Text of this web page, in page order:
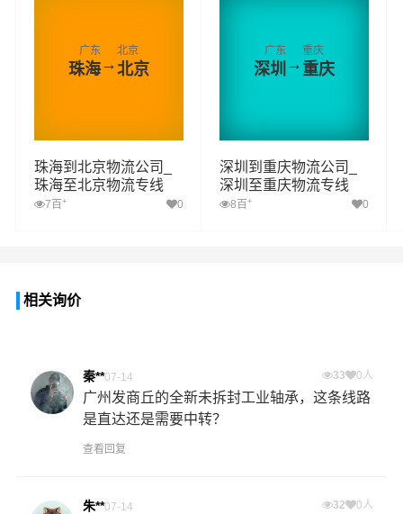
广东
珠海→
北京
北京
珠海到北京物流公司_
珠海至北京物流专线
7百 + 0
广东
深圳→
重庆
重庆
深圳到重庆物流公司_
深圳至重庆物流专线
8百 + 0
相关询价
秦**07-14 33 0人
广州发商丘的全新未拆封工业轴承，这条线路
是直达还是需要中转？
查看回复
朱**07-14 32 0人